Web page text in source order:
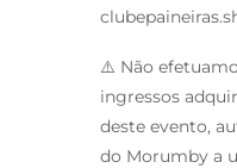
⚠️ Não
ingressos
deste evento,
do Morumby a